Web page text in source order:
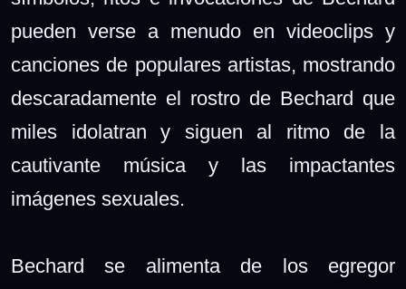
pueden verse a menudo en videoclips y
canciones de populares artistas, mostrando
descaradamente el rostro de Bechard que
miles idolatran y siguen al ritmo de la
cautivante música y las impactantes
imágenes sexuales.
Bechard se alimenta de los egregor